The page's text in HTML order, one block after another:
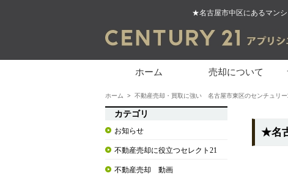
★名古屋市中区にあるマン
ホーム 売却について
ホーム > 不動産売却・買取に強い 名古屋市東区のセンチュリー
★名
カテゴリ
お知らせ
不動産売却に役立つセレクト21
不動産売却 動画